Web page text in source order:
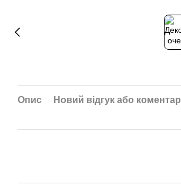
Опис Новий відгук або коментар